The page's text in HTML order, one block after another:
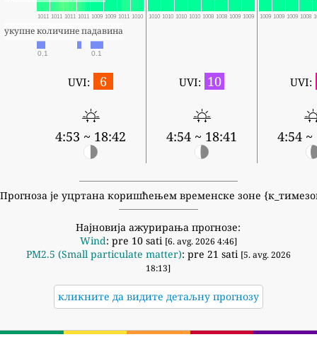
1011 1011 1011 1011 1009 1009 1011 1010 1010 1010 1010 1010 1008 1008 1009 1009 1009 1009 1009 1008
укупне количине падавина
0.1 0.1
UVI: 6
4:53 ~ 18:42
UVI: 10
4:54 ~ 18:41
UVI:
4:54 ~
Прогноза је уцртана коришћењем временске зоне
Најновија ажурирања прогнозе:
Wind: pre 10 sati [6. avg. 2026 4:46]
PM2.5 (Small particulate matter): pre 21 sati [5. avg. 2026
18:13]
кликните да видите детаљну прогнозу